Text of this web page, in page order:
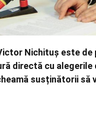
Nichituș este de
directă cu
susținătorii să